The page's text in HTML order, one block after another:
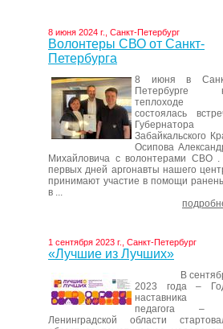
8 июня 2024 г., Санкт-Петербург
Волонтеры СВО от Санкт-
Петербурга
8 июня в
Петербурге
теплоходе
состоялась
Губернатора
Забайкальского
Осипова
Михайловича с волонтерами СВО
первых дней аргонавты нашего
принимают участие в помощи
в ...
1 сентября 2023 г., Санкт-Петербург
«Лучшие из Лучших»
В
2023 года –
наставника
педагога –
Ленинградской области